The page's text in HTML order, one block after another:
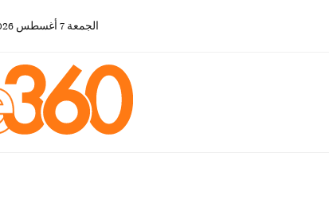
الجمعة 7 أغسطس